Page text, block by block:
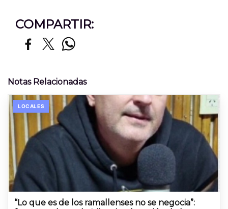
COMPARTIR:
Notas Relacionadas
LOCALES
“Lo que es de los ramallenses no se negocia”: